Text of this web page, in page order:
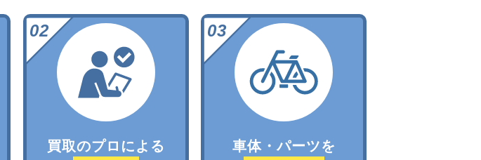
買取のプロによる
車体・パーツを